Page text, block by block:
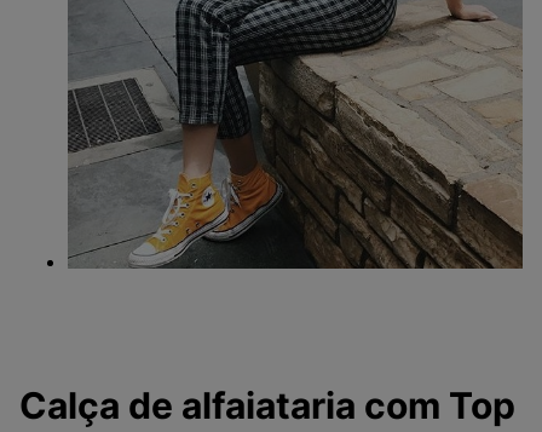
Calça de alfaiataria com Top